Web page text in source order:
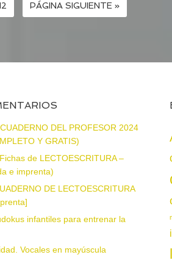
PÁGINA SIGUIENTE »
DEL PROFESOR 2024
Y GRATIS)
Fichas de LECTOESCRITURA –
e imprenta)
DE LECTOESCRITURA
infantiles para entrenar la
Vocales en mayúscula